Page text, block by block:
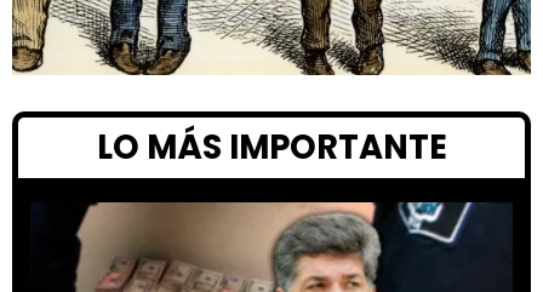
LO MÁS IMPORTANTE